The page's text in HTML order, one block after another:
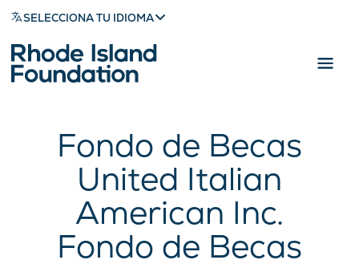
SELECCIONA TU IDIOMA
Fondo de Becas
United Italian
American Inc.
Fondo de Becas